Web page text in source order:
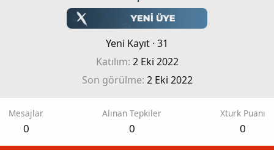
Yeni Kayıt · 31
Katılım 2 Eki 2022
Son görülme 2 Eki 2022
Mesajlar
0
Alınan Tepkiler
0
Xturk Puanı
0